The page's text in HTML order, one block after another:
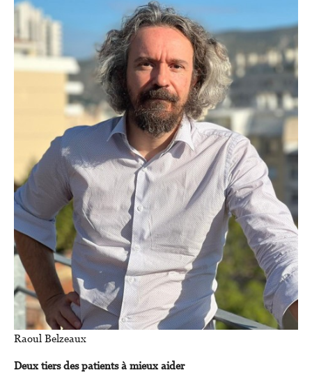
Raoul Belzeaux
Deux tiers des patients à mieux aider